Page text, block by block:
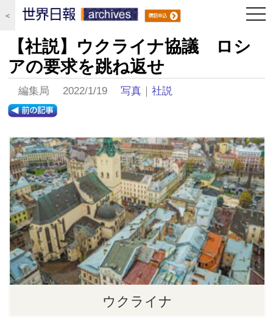
＜
【社説】ウクライナ協議 ロシ
アの要求を跳ね返せ
編集局 2022/1/19写真 ｜社説
ウクライナ